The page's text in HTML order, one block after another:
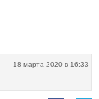
18 марта 2020 в 16:33